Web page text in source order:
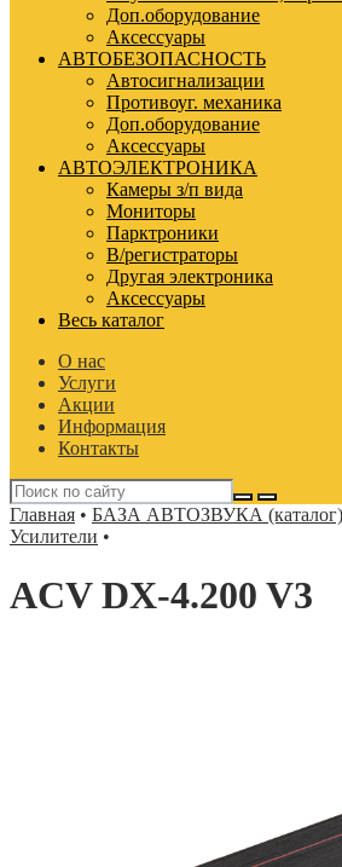
Доп.оборудование
Аксессуары
АВТОБЕЗОПАСНОСТЬ
Автосигнализации
Противоуг. механика
Доп.оборудование
Аксессуары
АВТОЭЛЕКТРОНИКА
Камеры з/п вида
Мониторы
Парктроники
В/регистраторы
Другая электроника
Аксессуары
Весь каталог
О нас
Услуги
Акции
Информация
Контакты
Главная • БАЗА АВТОЗВУКА (каталог)
Усилители •
ACV DX-4.200 V3